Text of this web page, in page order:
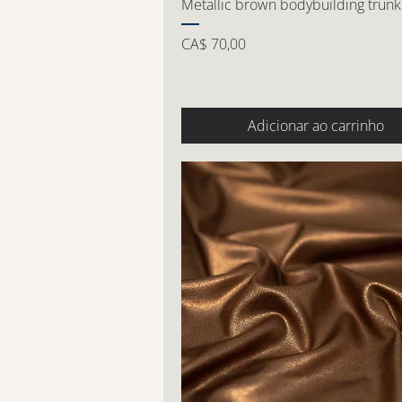
Metallic brown bodybuilding
Preço
CA$ 70,00
Adicionar ao carrinho